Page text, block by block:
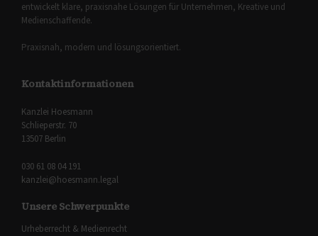
entwickelt klare, praxisnahe Lösungen für Unternehmen, Kreative und
Medienschaffende.
Praxisnah, modern und lösungsorientiert.
Kontaktinformationen
Kanzlei Hoesmann
Schlieperstr. 70
13507 Berlin
030 61 08 04 191
kanzlei@hoesmann.legal
Unsere Schwerpunkte
Urheberrecht & Medienrecht